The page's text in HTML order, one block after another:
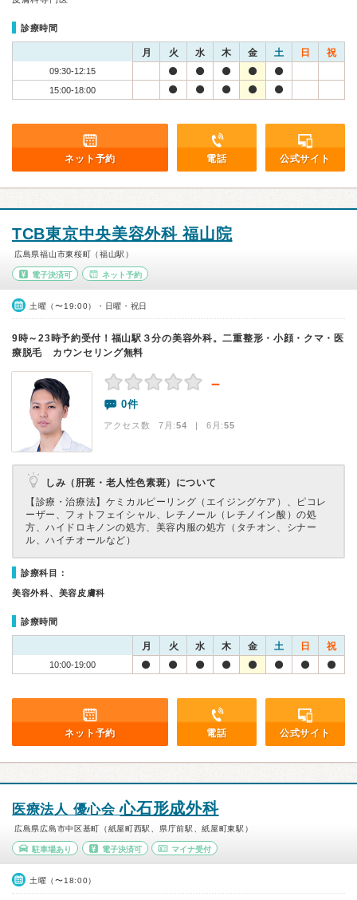
診療時間
月 火 水 木 金 土 日 祝
09:30-12:15
15:00-18:00
ネット予約 電話 公式サイト
TCB東京中央美容外科 福山院
広島県福山市東桜町（福山駅）
電子決済可 ネット予約
土曜（〜19:00）・日曜・祝日
9時～23時予約受付！福山駅３分の美容外科。二重整形・小顔・クマ・医
療脱毛 カウンセリング無料
－
0件
アクセス数 7月:54 | 6月:55
しみ（肝斑・老人性色素斑）について
【診療・治療法】 ケミカルピーリング（エイジングケア）、ピコレ
ーザー、フォトフェイシャル、レチノール（レチノイン酸）の処
方、ハイドロキノンの処方、美容内服の処方（タチオン、シナー
ル、ハイチオールなど）
診療科目：
美容外科、美容皮膚科
診療時間
月 火 水 木 金 土 日 祝
10:00-19:00
ネット予約 電話 公式サイト
医療法人 優心会心石形成外科
広島県広島市中区基町（紙屋町西駅、県庁前駅、紙屋町東駅）
駐車場あり 電子決済可 マイナ受付
土曜（〜18:00）